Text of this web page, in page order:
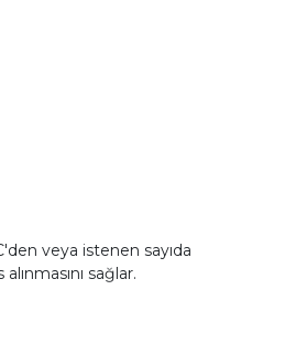
veya istenen sayıda
sağlar.